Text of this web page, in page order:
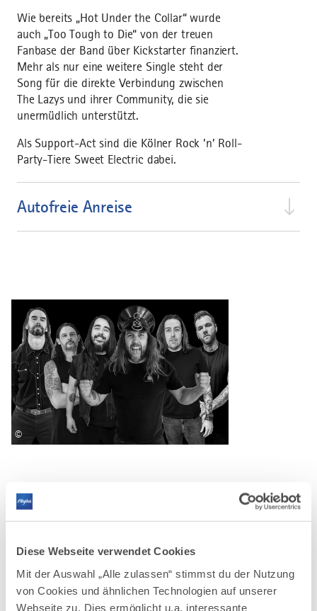
Diese Webseite verwendet Cookies
Mit der Auswahl „Alle zulassen“ stimmst du der Nutzung
von Cookies und ähnlichen Technologien auf unserer
Webseite zu. Dies ermöglicht u.a. interessante
Wie bereits „Hot Under the Collar“ wurde
auch „Too Tough to Die“ von der treuen
Fanbase der Band über Kickstarter finanziert.
Mehr als nur eine weitere Single steht der
Song für die direkte Verbindung zwischen
The Lazys und ihrer Community, die sie
unermüdlich unterstützt.
Als Support-Act sind die Kölner Rock ’n’ Roll-
Party-Tiere Sweet Electric dabei.
Autofreie Anreise
©